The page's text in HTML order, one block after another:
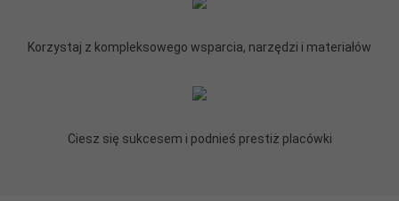
Korzystaj z kompleksowego wsparcia, narzędzi i materiałów
Ciesz się sukcesem i podnieś prestiż placówki